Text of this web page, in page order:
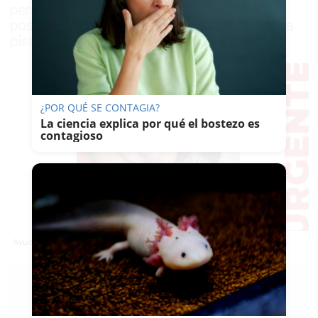
persona apunta a tres ubicaciones como
posibles paraderos desde que se le perdió la
pista el 19 de abril en Murcia
Ayuda para encontrar a Ilona, desaparecida en Murcia hace 24 días.
PATRICIA
MERELLO
¿POR QUÉ SE CONTAGIA?
La ciencia explica por qué el bostezo es
contagioso